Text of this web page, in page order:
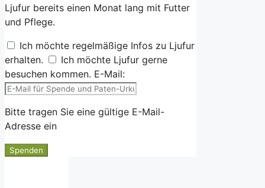
Ljufur bereits einen Monat lang mit Futter
und Pflege.
Ich möchte regelmäßige Infos zu Ljufur
erhalten.
Ich möchte Ljufur gerne
besuchen kommen. E-Mail:
Bitte tragen Sie eine gültige E-Mail-
Adresse ein